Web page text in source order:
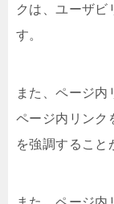
クは、ユーザビ
す。
また、ページ内
ページ内リンク
を強調すること